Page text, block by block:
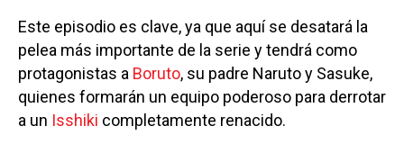
Este episodio es clave, ya que aquí se desatará la
pelea más importante de la serie y tendrá como
protagonistas a Boruto, su padre Naruto y Sasuke,
quienes formarán un equipo poderoso para derrotar
a un Isshiki completamente renacido.